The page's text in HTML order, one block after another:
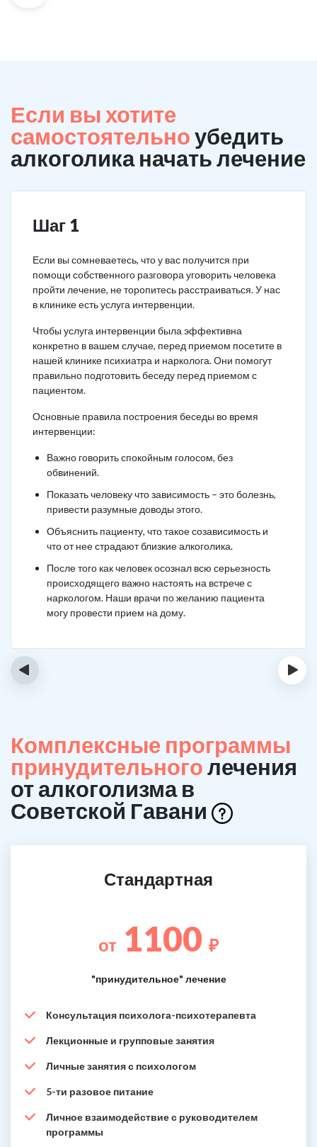
Если вы хотите
самостоятельноубедить
алкоголика начать лечение
Шаг 1
Если вы сомневаетесь, что у вас получится при
помощи собственного разговора уговорить человека
пройти лечение, не торопитесь расстраиваться. У нас
в клинике есть услуга интервенции.
Чтобы услуга интервенции была эффективна
конкретно в вашем случае, перед приемом посетите в
нашей клинике психиатра и нарколога. Они помогут
правильно подготовить беседу перед приемом с
пациентом.
Основные правила построения беседы во время
интервенции:
Важно говорить спокойным голосом, без
обвинений.
Показать человеку что зависимость – это болезнь,
привести разумные доводы этого.
Объяснить пациенту, что такое созависимость и
что от нее страдают близкие алкоголика.
После того как человек осознал всю серьезность
происходящего важно настоять на встрече с
наркологом. Наши врачи по желанию пациента
могу провести прием на дому.
‹ ›
Комплексные программы
принудительноголечения
от алкоголизма в
Советской Гавани
Стандартная
от 1100 ₽
"принудительное" лечение
Консультация психолога-психотерапевта
Лекционные и групповые занятия
Личные занятия с психологом
5-ти разовое питание
Личное взаимодействие с руководителем
программы